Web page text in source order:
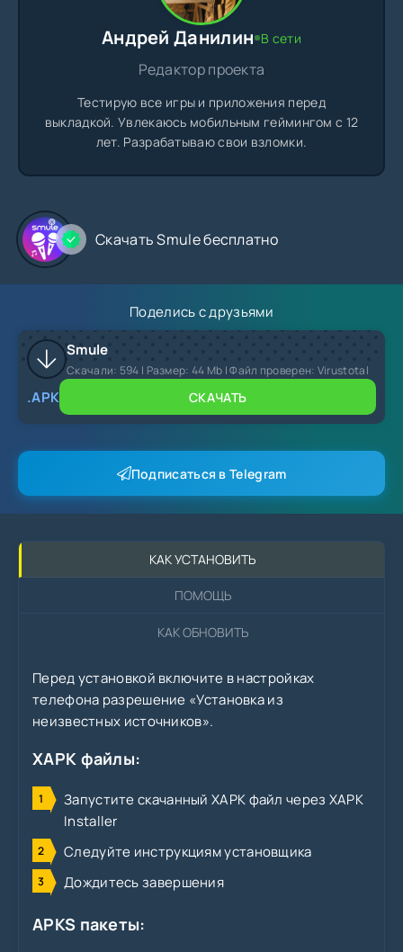
Андрей Данилин В сети
Редактор проекта
Тестирую все игры и приложения перед
выкладкой. Увлекаюсь мобильным геймингом с 12
лет. Разрабатываю свои взломки.
Скачать Smule бесплатно
Поделись с друзьями
Smule
Скачали: 594 | Размер: 44 Mb | Файл проверен: Virustotal
.APK СКАЧАТЬ
Подписаться в Telegram
КАК УСТАНОВИТЬ
ПОМОЩЬ
КАК ОБНОВИТЬ
Перед установкой включите в настройках
телефона разрешение «Установка из
неизвестных источников».
XAPK файлы:
Запустите скачанный XAPK файл через XAPK
Installer
Следуйте инструкциям установщика
Дождитесь завершения
APKS пакеты: